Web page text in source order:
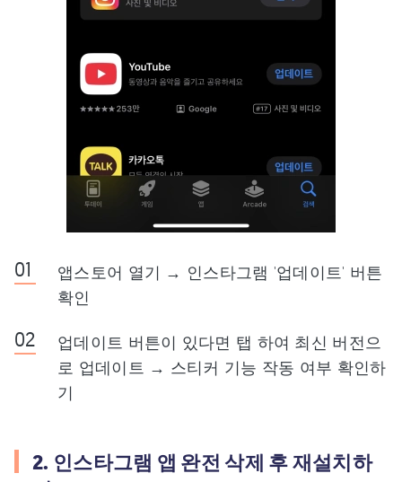
앱스토어 열기 → 인스타그램 '업데이트' 버튼
확인
업데이트 버튼이 있다면 탭 하여 최신 버전으
로 업데이트 → 스티커 기능 작동 여부 확인하
기
2. 인스타그램 앱 완전 삭제 후 재설치하